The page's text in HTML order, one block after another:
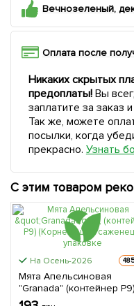
Вечнозеленый,
Оплата после
Никаких скрытых
предоплаты!Вы
заплатите за заказ
Так же, можете
посылки, когда
прекрасно. Узнать
С этим товаром
На Осень-2026
Мята Апельсиновая
"Granada" (контейнер Р9)
(Корневище) 1 саженец в